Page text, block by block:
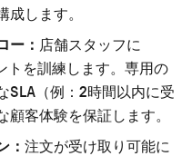
します。
ー： 店舗スタッフに
トを訓練します。専用の
SLA（例：2時間以内に受
客体験を保証します。
： 注文が受け取り可能に